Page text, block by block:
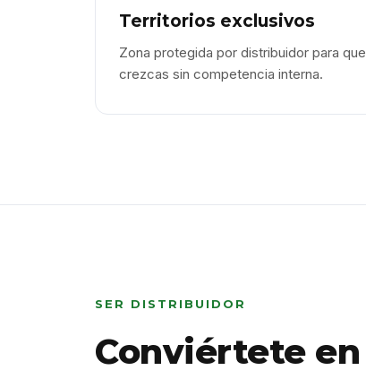
Territorios exclusivos
Zona protegida por distribuidor para que
crezcas sin competencia interna.
SER DISTRIBUIDOR
Conviértete en